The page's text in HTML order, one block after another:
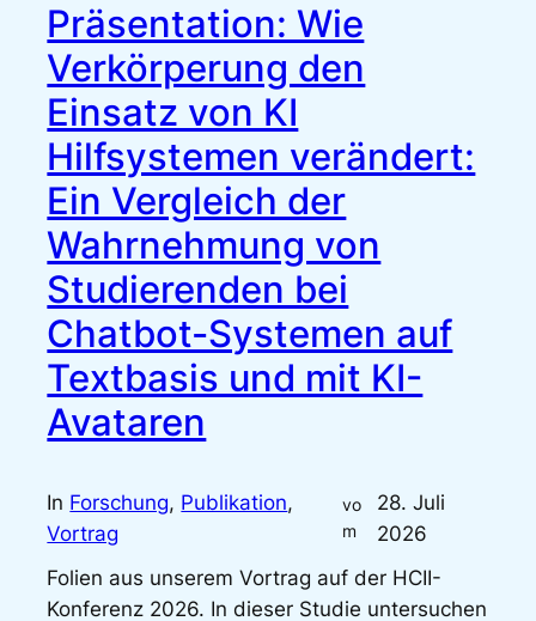
Präsentation: Wie
Verkörperung den
Einsatz von KI
Hilfsystemen verändert:
Ein Vergleich der
Wahrnehmung von
Studierenden bei
Chatbot-Systemen auf
Textbasis und mit KI-
Avataren
In Forschung, Publikation
Vortrag
vo
m
28. Juli
2026
Folien aus unserem Vortrag auf der HCII-
Konferenz 2026. In dieser Studie untersuchen